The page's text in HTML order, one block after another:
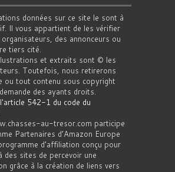
données sur ce site le sont à
Il vous appartient de les vérifier
des annonceurs ou
tiers cité.
et extraits sont © les
Toutefois, nous retirerons
ou tout contenu sous copyright
des ayants droits.
542-1 du code du
au-tresor.com participe
Partenaires d’Amazon Europe
d’affiliation conçu pour
des sites de percevoir une
grâce à la création de liens vers